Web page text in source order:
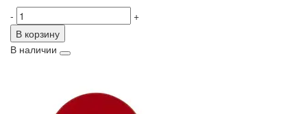
-
+
В корзину
В наличии